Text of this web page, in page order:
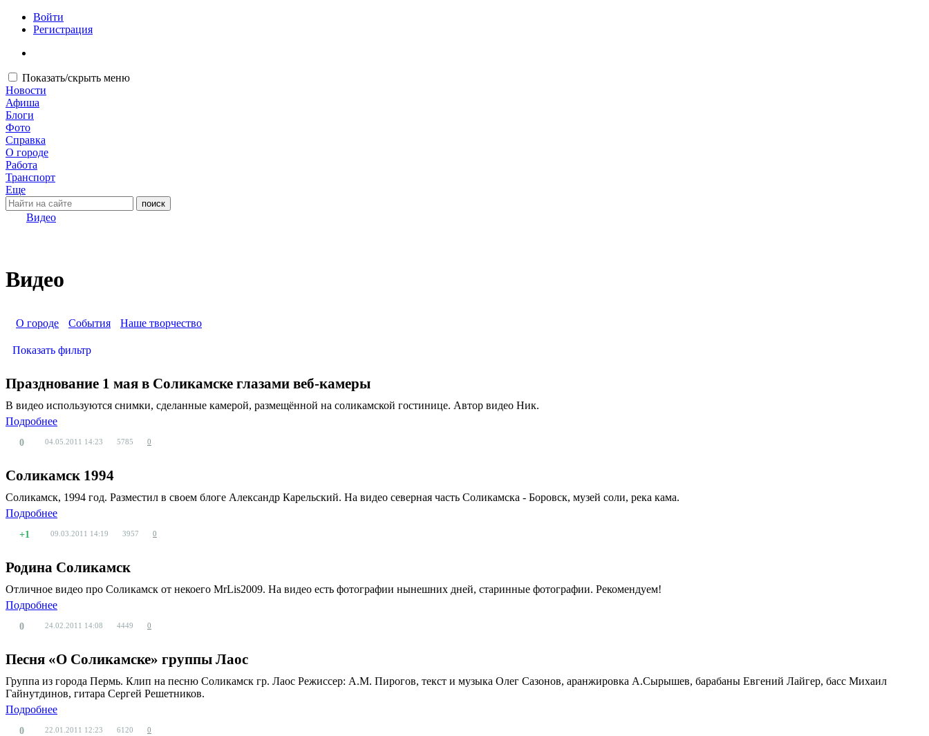
Войти
Регистрация
Показать/скрыть меню
Новости
Афиша
Блоги
Фото
Справка
О городе
Работа
Транспорт
Еще
Видео
Видео
О городе События Наше творчество
Показать фильтр
Празднование 1 мая в Соликамске глазами веб-камеры
В видео используются снимки, сделанные камерой, размещённой на соликамской гостинице. Автор видео Ник.
Подробнее
0 04.05.2011 14:23 5785 0
Соликамск 1994
Соликамск, 1994 год. Разместил в своем блоге Александр Карельский. На видео северная часть Соликамска - Боровск, музей соли, река кама.
Подробнее
+1 09.03.2011 14:19 3957 0
Родина Соликамск
Отличное видео про Соликамск от некоего MrLis2009. На видео есть фотографии нынешних дней, старинные фотографии. Рекомендуем!
Подробнее
0 24.02.2011 14:08 4449 0
Песня «О Соликамске» группы Лаос
Группа из города Пермь. Клип на песню Соликамск гр. Лаос Режиссер: А.М. Пирогов, текст и музыка Олег Сазонов, аранжировка А.Сырышев, барабаны Евгений Лайгер, басс Михаил
Гайнутдинов, гитара Сергей Решетников.
Подробнее
0 22.01.2011 12:23 6120 0